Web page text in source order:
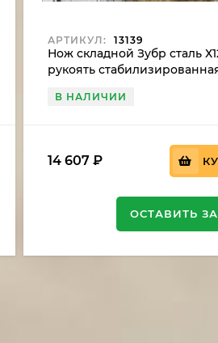
АРТИКУЛ: 13139
Нож складной Зубр сталь
рукоять
В НАЛИЧИИ
14 607₽
ОСТАВИТЬ